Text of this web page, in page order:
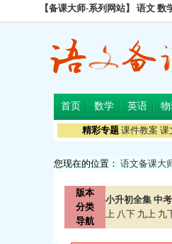
【备课大师-系列网站】 语文 数
首页 数学 英语 物
精彩专题 课件教案 课
您现在的位置： 语文备课大
版本
分类
导航
小升初全集 中
上 八下 九上 九